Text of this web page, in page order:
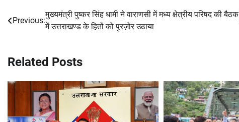
Post
Previous:
मुख्यमंत्री पुष्कर सिंह धामी ने वाराणसी में मध्य क्षेत्रीय परिषद की बैठक
में उत्तराखण्ड के हितों को पुरज़ोर उठाया
Related Posts